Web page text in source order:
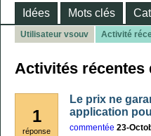
Idées Mots clés
Utilisateur vsouv Activité
Activités récentes
1
réponse
Le prix ne
application
commentée 23-